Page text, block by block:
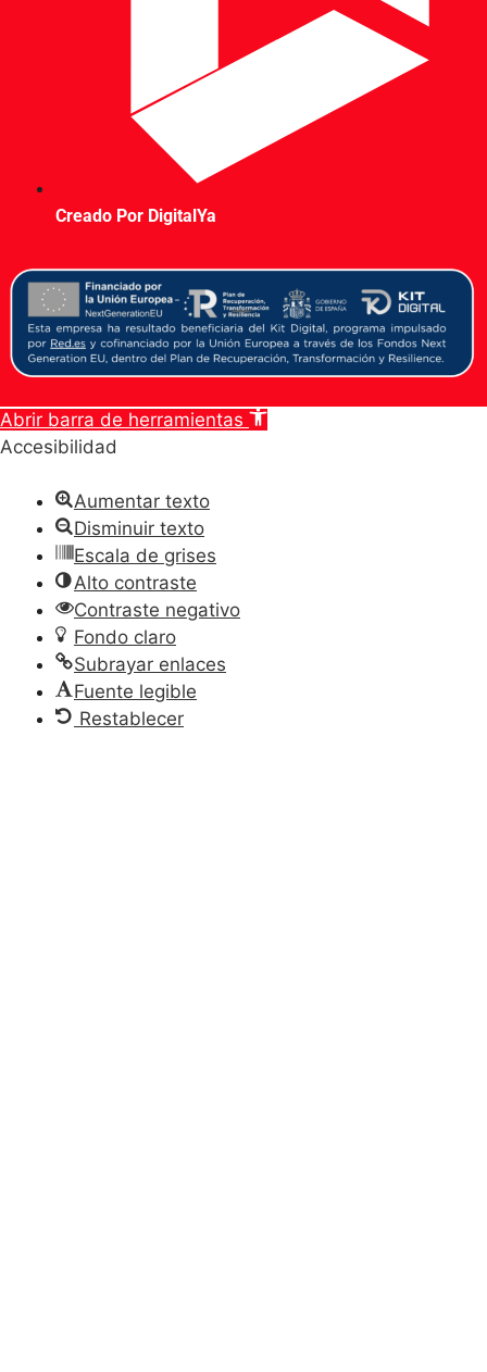
Creado Por DigitalYa
Abrir barra de herramientas
Accesibilidad
Aumentar texto
Disminuir texto
Escala de grises
Alto contraste
Contraste negativo
Fondo claro
Subrayar enlaces
Fuente legible
Restablecer